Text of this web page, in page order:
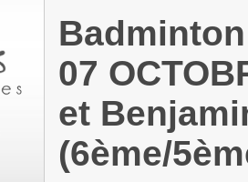
07
et
(6ème/